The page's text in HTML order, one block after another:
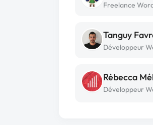
Freelance
Tanguy
Développeur
Rébecca